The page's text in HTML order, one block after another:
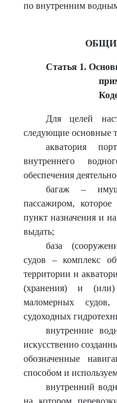
по внутренним
Статья 1.
Для целей
следующие основные
акватория
внутреннего
обеспечения
багаж –
пассажиром, которое
пункт назначения и
выдать;
база
судов – комплекс
территории и
(хранения) и
маломерных
судоходных
внутренние
искусственно
обозначенные
способом и
внутренний
на котором